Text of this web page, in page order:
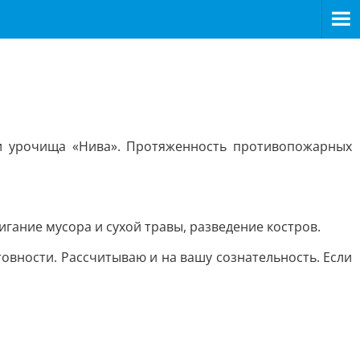
урочища «Нива». Протяженность противопожарных
мусора и сухой травы, разведение костров.
Рассчитываю и на вашу сознательность. Если